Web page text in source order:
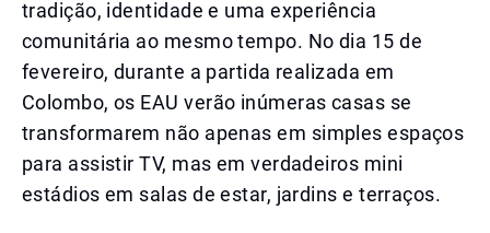
tradição, identidade e uma experiência
comunitária ao mesmo tempo. No dia 15 de
fevereiro, durante a partida realizada em
Colombo, os EAU verão inúmeras casas se
transformarem não apenas em simples espaços
para assistir TV, mas em verdadeiros mini
estádios em salas de estar, jardins e terraços.